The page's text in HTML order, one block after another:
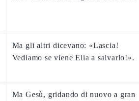
Ma gli altri dicevano: «Lascia!
Vediamo se viene Elia a salvarlo!».
Ma Gesù, gridando di nuovo a gran